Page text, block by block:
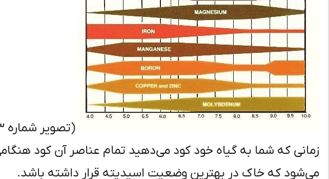
(تصویر شماره ۳)
زمانی که شما به گیاه خود کود می‌دهید تمام عناصر آن کود
می‌شود که خاک در بهترین وضعیت اسیدیته قرار داشته باشد.